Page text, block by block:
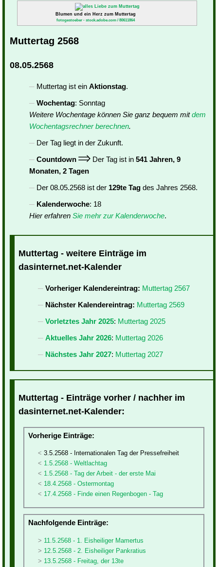
Blumen und ein Herz zum Muttertag
fotogestoeber - stock.adobe.com / 80611864
Muttertag 2568
08.05.2568
Muttertag ist ein Aktionstag.
Wochentag: Sonntag
Weitere Wochentage können Sie ganz bequem mitdem
Wochentagsrechner berechnen.
Der Tag liegt in der Zukunft.
Countdown
Der Tag ist in 541 Jahren, 9
Monaten, 2 Tagen
Der 08.05.2568 ist der 129te Tag des Jahres 2568.
Kalenderwoche: 18
Hier erfahren Sie mehr zur Kalenderwoche.
Muttertag - weitere Einträge im
dasinternet.net-Kalender
Vorheriger Kalendereintrag: Muttertag 2567
Nächster Kalendereintrag: Muttertag 2569
Vorletztes Jahr 2025: Muttertag 2025
Aktuelles Jahr 2026: Muttertag 2026
Nächstes Jahr 2027: Muttertag 2027
Muttertag - Einträge vorher / nachher im
dasinternet.net-Kalender:
Vorherige Einträge:
3.5.2568 - Internationalen Tag der Pressefreiheit
1.5.2568 - Weltlachtag
1.5.2568 - Tag der Arbeit - der erste Mai
18.4.2568 - Ostermontag
17.4.2568 - Finde einen Regenbogen - Tag
Nachfolgende Einträge:
11.5.2568 - 1. Eisheiliger Mamertus
12.5.2568 - 2. Eisheiliger Pankratius
13.5.2568 - Freitag, der 13te